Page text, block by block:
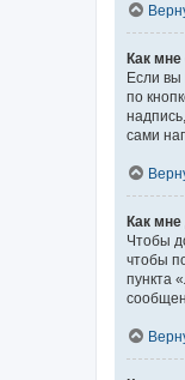
Как мне
Если вы
по
сами
Как
Чтобы
чтобы
пункта